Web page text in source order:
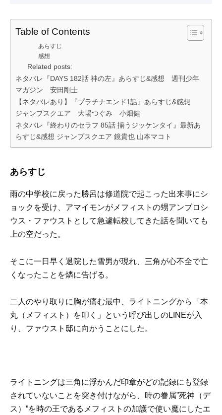
Table of Contents
あらすじ
感想
Related posts:
ネタバレ『DAYS 182話 神の左』あらすじ&感想 週刊少年
マガジン 安田剛士
【ネタバレあり】『プラチナエンド1話』あらすじ&感想
ジャンプスクエア 大場つぐみ 小畑健
ネタバレ『終わりのセラフ 85話 揃うジッケンタイ』最新あ
らすじ&感想 ジャンプスクエア 鏡貴也 山本マコト
あらすじ
雨の中学校に戻った勝呂は修道院で起こった出来事にシ
ョックを受け、アマイモンがメフィストの甥アンブロシ
ウス・ファウストとして急遽転校してきた話を聞いても
上の空だった。
そこに一日早く退院した雪男が現れ、三角が心不全で亡
くなったことを燐に告げる。
二人のやり取りに胸が痛む最中、ライトニングから「本
丸（メフィスト）を叩く」という呼び出しのLINEが入
り、ファウスト邸に向かうことにした。
ライトニングは三角に浮かんだ印章がどの記録にも登録
されていないことを突き付けながら、時の眷属”死神（デ
ス）”を時の王であるメフィストの加護で使い魔にしたエ